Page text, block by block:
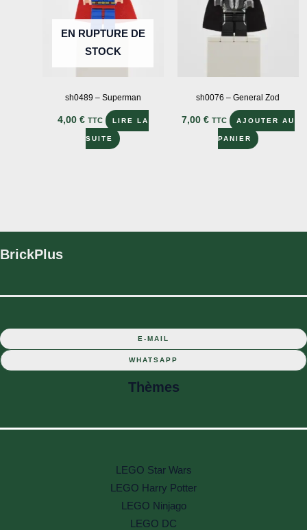
choisies
sur
produit
EN RUPTURE DE
STOCK
sh0489 – Superman
4,00 € TTC LIRE LA
SUITE
sh0076 – General Zod
7,00 € TTC AJOUTER AU
PANIER
BrickPlus
E-MAIL
WHATSAPP
Thèmes
LEGO Star Wars
LEGO Harry Potter
LEGO Ninjago
LEGO DC